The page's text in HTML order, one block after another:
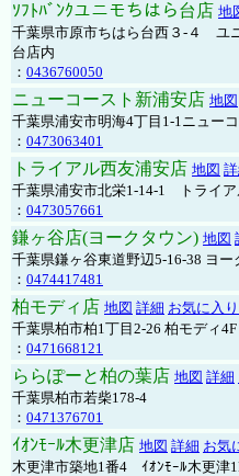
ｿﾌﾄﾊﾞﾝｸユニモちはら台店 地
千葉県市原市ちはら台西３-４ ユ
台店内
： 0436760050
ニューコースト新浦安店 地図
千葉県浦安市明海4丁目1-1ニュー
： 0473063401
トライアル西友浦安店 地図
千葉県浦安市北栄1-14-1 トライア
： 0473057661
鎌ヶ谷店(ヨークタウン) 地図
千葉県鎌ヶ谷東道野辺5-16-38 ヨー
： 0474417481
柏モディ店 地図 詳細 お気に入
千葉県柏市柏1丁目2-26 柏モディ4F
： 0471668121
ららぽーと柏の葉店 地図 詳細
千葉県柏市若柴178-4
： 0471376701
ｲｵﾝﾓｰﾙ木更津店 地図 詳細 お気
木更津市築地1番4 ｲｵﾝﾓｰﾙ木更津